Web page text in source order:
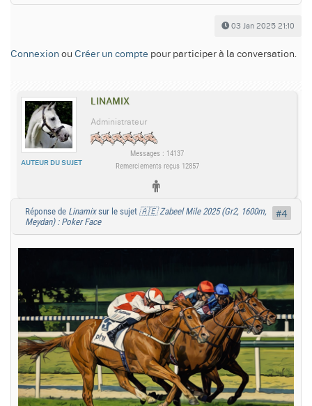
03 Jan 2025 21:10
Connexion ou Créer un compte pour participer à la conversation.
LINAMIX
AUTEUR DU SUJET
Administrateur
Messages : 14137
Remerciements reçus 12857
Réponse de Linamixsur le sujet 🇦🇪 Zabeel Mile 2025 (Gr2, 1600m,
Meydan) : Poker Face
#4